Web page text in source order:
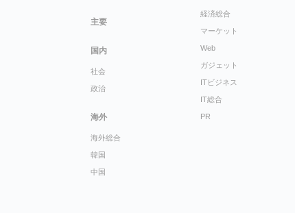
主要
国内
社会
政治
海外
海外総合
韓国
中国
経済総合
マーケット
Web
ガジェット
ITビジネス
IT総合
PR